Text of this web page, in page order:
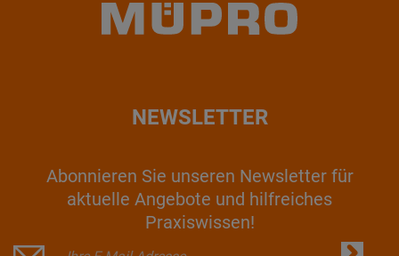
NEWSLETTER
Abonnieren Sie unseren Newsletter für
aktuelle Angebote und hilfreiches
Praxiswissen!